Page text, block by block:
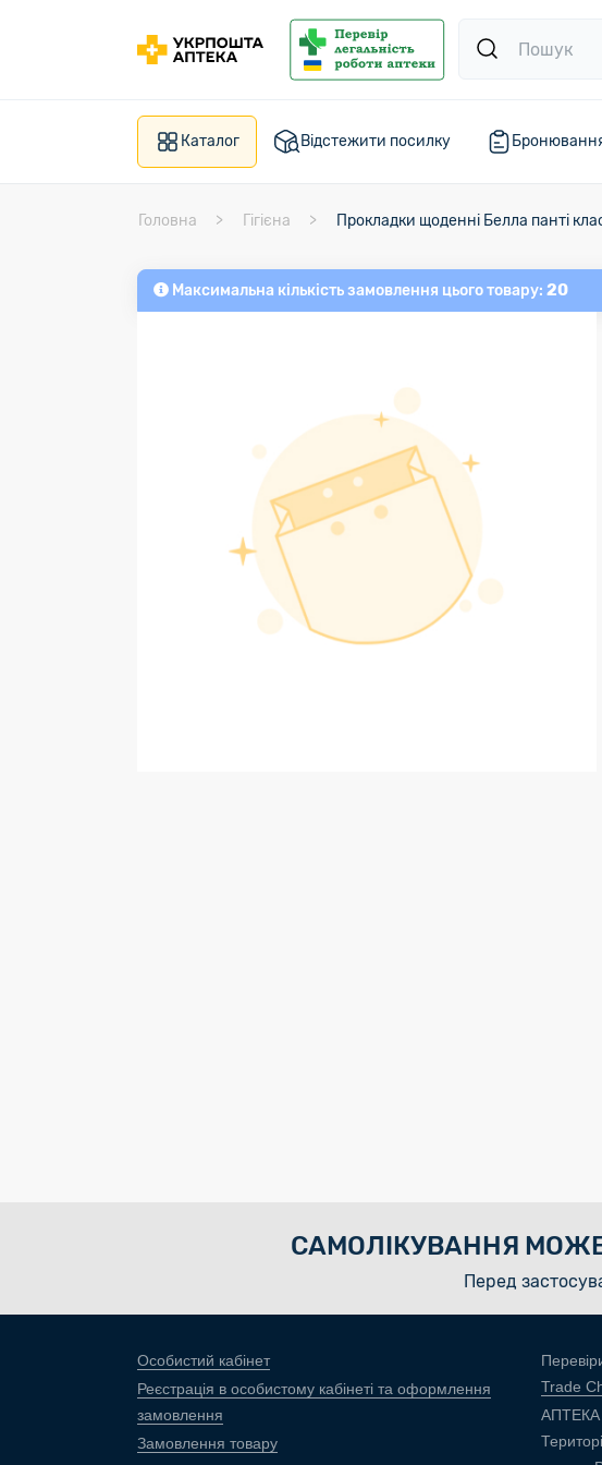
Каталог Відстежити посилку
Головна Гігієна Прокладки щоденні Белла панті
Максимальна кількість замовлення цього товару: 20
САМОЛІКУВАННЯ
Перед
Особистий кабінет
Реєстрація в особистому кабінеті та оформлення
замовлення
Замовлення товару
Trade
АПТЕКА